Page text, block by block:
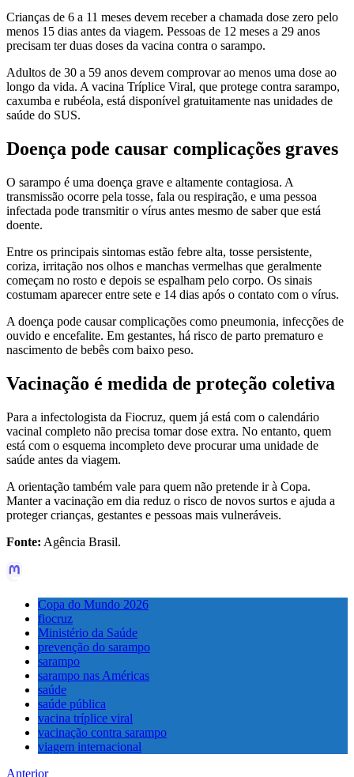
Crianças de 6 a 11 meses devem receber a chamada dose zero pelo
menos 15 dias antes da viagem. Pessoas de 12 meses a 29 anos
precisam ter duas doses da vacina contra o sarampo.
Adultos de 30 a 59 anos devem comprovar ao menos uma dose ao
longo da vida. A vacina Tríplice Viral, que protege contra sarampo,
caxumba e rubéola, está disponível gratuitamente nas unidades de
saúde do SUS.
Doença pode causar complicações graves
O sarampo é uma doença grave e altamente contagiosa. A
transmissão ocorre pela tosse, fala ou respiração, e uma pessoa
infectada pode transmitir o vírus antes mesmo de saber que está
doente.
Entre os principais sintomas estão febre alta, tosse persistente,
coriza, irritação nos olhos e manchas vermelhas que geralmente
começam no rosto e depois se espalham pelo corpo. Os sinais
costumam aparecer entre sete e 14 dias após o contato com o vírus.
A doença pode causar complicações como pneumonia, infecções de
ouvido e encefalite. Em gestantes, há risco de parto prematuro e
nascimento de bebês com baixo peso.
Vacinação é medida de proteção coletiva
Para a infectologista da Fiocruz, quem já está com o calendário
vacinal completo não precisa tomar dose extra. No entanto, quem
está com o esquema incompleto deve procurar uma unidade de
saúde antes da viagem.
A orientação também vale para quem não pretende ir à Copa.
Manter a vacinação em dia reduz o risco de novos surtos e ajuda a
proteger crianças, gestantes e pessoas mais vulneráveis.
Fonte: Agência Brasil.
Copa do Mundo 2026
fiocruz
Ministério da Saúde
prevenção do sarampo
sarampo
sarampo nas Américas
saúde
saúde pública
vacina tríplice viral
vacinação contra sarampo
viagem internacional
Anterior